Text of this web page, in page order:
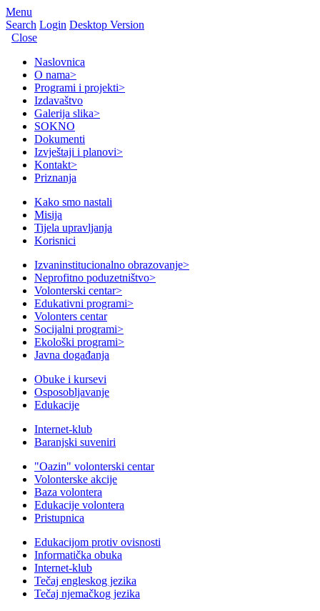
Menu
Search Login Desktop Version
Close
Naslovnica
O nama>
Programi i projekti>
Izdavaštvo
Galerija slika>
SOKNO
Dokumenti
Izvještaji i planovi>
Kontakt>
Priznanja
Kako smo nastali
Misija
Tijela upravljanja
Korisnici
Izvaninstitucionalno obrazovanje>
Neprofitno poduzetništvo>
Volonterski centar>
Edukativni programi>
Volonters centar
Socijalni programi>
Ekološki programi>
Javna događanja
Obuke i kursevi
Osposobljavanje
Edukacije
Internet-klub
Baranjski suveniri
"Oazin" volonterski centar
Volonterske akcije
Baza volontera
Edukacije volontera
Pristupnica
Edukacijom protiv ovisnosti
Informatička obuka
Internet-klub
Tečaj engleskog jezika
Tečaj njemačkog jezika